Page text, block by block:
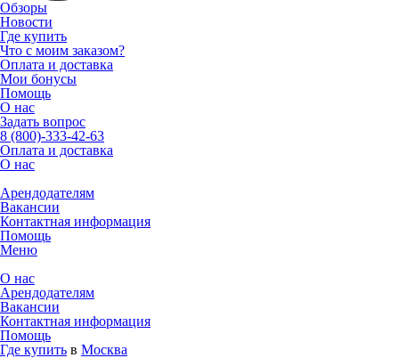
Обзоры
Новости
Где купить
Что с моим заказом?
Оплата и доставка
Мои бонусы
Помощь
О нас
Задать вопрос
8 (800)-333-42-63
Оплата и доставка
О нас
Арендодателям
Вакансии
Контактная информация
Помощь
Меню
О нас
Арендодателям
Вакансии
Контактная информация
Помощь
Где купить в Москва